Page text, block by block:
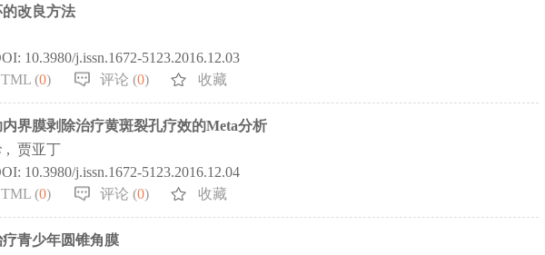
改良方法
10.3980/j.issn.1672-5123.2016.12.03
(0) 评论 (0) 收藏
界膜剥除治疗黄斑裂孔疗效的Meta分析
, 贾亚丁
10.3980/j.issn.1672-5123.2016.12.04
(0) 评论 (0) 收藏
青少年圆锥角膜